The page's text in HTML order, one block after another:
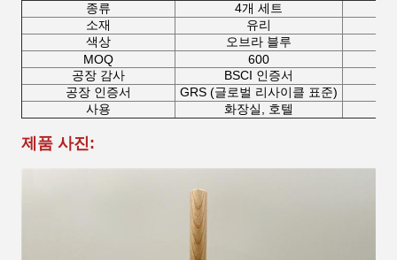
종류 4개 세트
소재
유리
색상
오브라 블루
MOQ
600
공장 감사
BSCI 인증서
공장 인증서
GRS (글로벌 리사이클 표준)
사용
화장실, 호텔
제품 사진: